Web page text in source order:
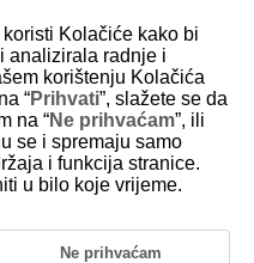
za
Kolačiće kako bi
analizirala radnje i
korištenju Kolačića
“Prihvati”, slažete se da
na “Ne prihvaćam”, ili
se i spremaju samo
i funkcija stranice.
u bilo koje vrijeme.
Ne prihvaćam